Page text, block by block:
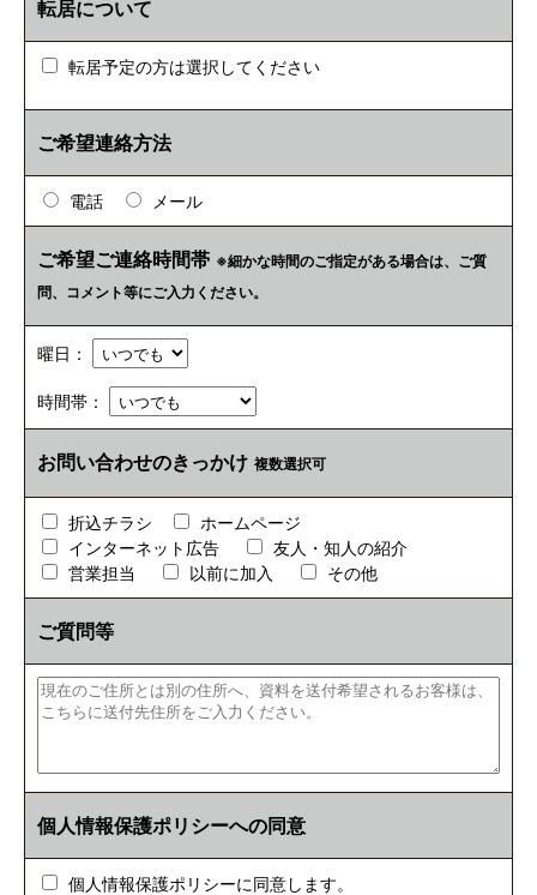
転居について
転居予定の方は選択してください
ご希望連絡方法
電話 メール
ご希望ご連絡時間帯 ※細かな時間のご指定がある場合は、ご質
問、コメント等にご入力ください。
曜日：
時間帯：
お問い合わせのきっかけ 複数選択可
折込チラシ
ホームページ
インターネット広告
友人・知人の紹介
営業担当
以前に加入 その他
ご質問等
個人情報保護ポリシーへの同意
個人情報保護ポリシーに同意します。